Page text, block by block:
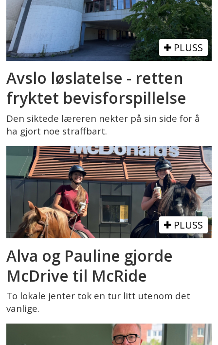
PLUSS
Avslo løslatelse - retten
fryktet bevisforspillelse
Den siktede læreren nekter på sin side for å
ha gjort noe straffbart.
PLUSS
Alva og Pauline gjorde
McDrive til McRide
To lokale jenter tok en tur litt utenom det
vanlige.